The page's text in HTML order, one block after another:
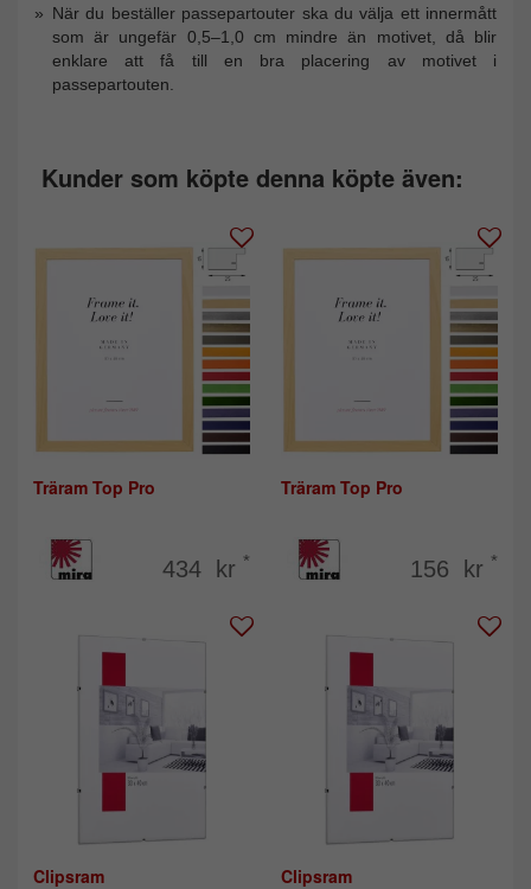
När du beställer passepartouter ska du välja ett innermått
som är ungefär 0,5–1,0 cm mindre än motivet, då blir
enklare att få till en bra placering av motivet i
passepartouten.
Kunder som köpte denna köpte även:
Träram Top Pro
434 kr *
Träram Top Pro
156 kr *
Clipsram Clipsram